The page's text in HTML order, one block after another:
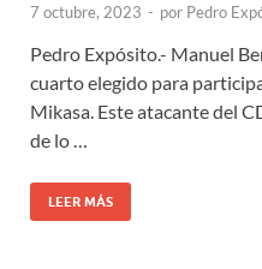
7 octubre, 2023 - por Pedro
Pedro Expósito.- Manuel
cuarto elegido para
Mikasa. Este atacante del
de lo …
LEER MÁS